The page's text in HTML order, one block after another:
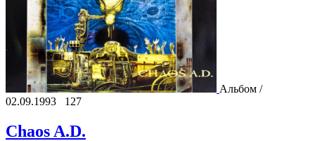
Альбом /
02.09.1993
127
Chaos A.D.